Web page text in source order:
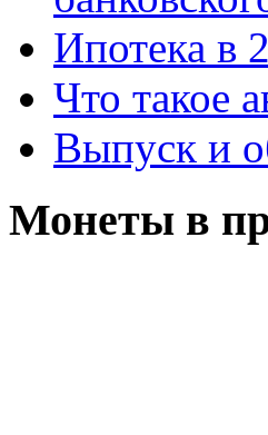
Ипотека в
Что такое
Выпуск и
Монеты в